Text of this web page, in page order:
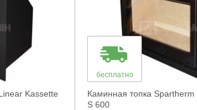
Kassette
бесплатно
Каминная топка
S 600